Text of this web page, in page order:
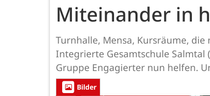
Miteinander in
Turnhalle, Mensa, Kursräume,
Integrierte Gesamtschule Salmtal
Gruppe Engagierter nun helfen.
Bilder